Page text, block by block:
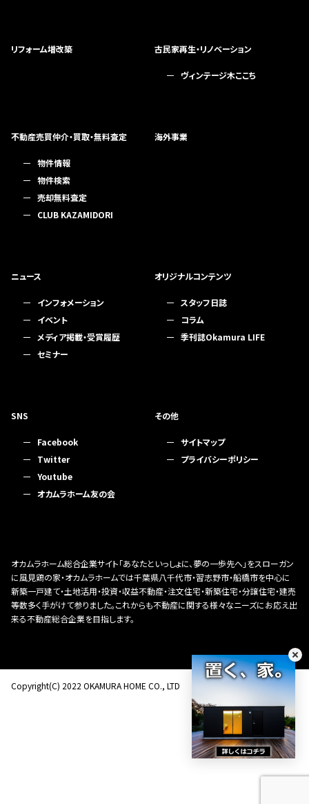
リフォーム増改築 古民家再生・リノベーション
ヴィンテージ木ここち
不動産売買仲介・買取・無料査定
物件情報
物件検索
売却無料査定
CLUB KAZAMIDORI
海外事業
ニュース
インフォメーション
イベント
メディア掲載・受賞履歴
セミナー
オリジナルコンテンツ
スタッフ日誌
コラム
季刊誌Okamura LIFE
SNS
Facebook
Twitter
Youtube
オカムラホーム友の会
その他
サイトマップ
プライバシーポリシー
オカムラホーム総合企業サイト「あなたといっしょに、夢の一歩先へ」をスローガン
に風見鶏の家・オカムラホームでは千葉県八千代市・習志野市・船橋市を中心に
新築一戸建て・土地活用・投資・収益不動産・注文住宅・新築住宅・分譲住宅・建売
等数多く手がけて参りました。これからも不動産に関する様々なニーズにお応え出
来る不動産総合企業を目指します。
Copyright(C) 2022 OKAMURA HOME CO., LTD